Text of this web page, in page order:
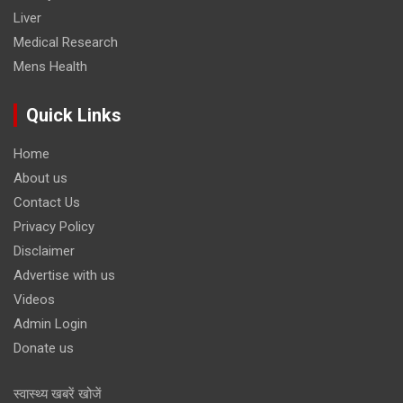
Liver
Medical Research
Mens Health
Quick Links
Home
About us
Contact Us
Privacy Policy
Disclaimer
Advertise with us
Videos
Admin Login
Donate us
स्वास्थ्य खबरें खोजें